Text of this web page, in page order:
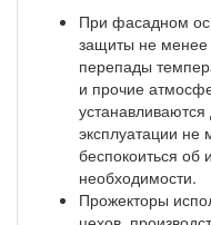
При фасадном
защиты не менее
перепады
и прочие
устанавливаются
эксплуатации не
беспокоиться об
необходимости.
Прожекторы